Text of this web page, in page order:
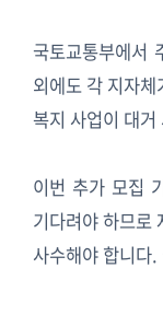
국토교통부에서
외에도 각 지자
복지 사업이 대
이번 추가 모집
기다려야 하므로
사수해야 합니다.